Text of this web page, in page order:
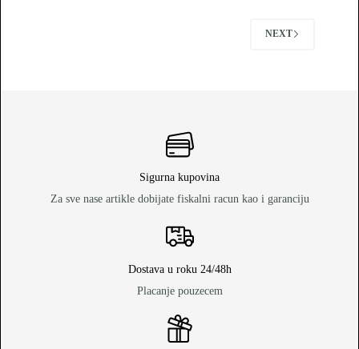
NEXT
Sigurna kupovina
Za sve nase artikle dobijate fiskalni racun kao i garanciju
Dostava u roku 24/48h
Placanje pouzecem